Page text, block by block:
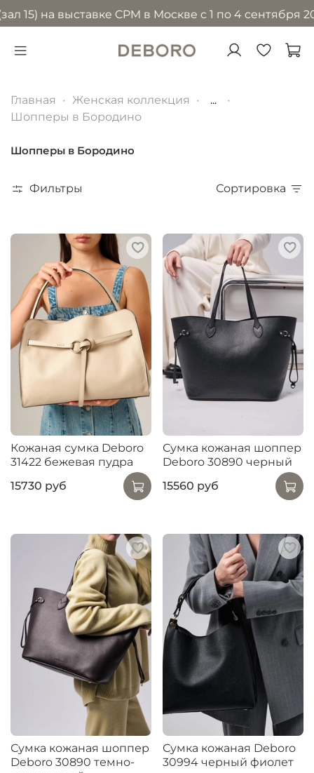
выставке CPM в Москве с 1 по 4 сентября 2026
Главная Женская коллекция
...
Шопперы в Бородино
Шопперы в Бородино
Фильтры Сортировка
Кожаная сумка Deboro
31422 бежевая пудра
15730 руб
Сумка кожаная шоппер
Deboro 30890 черный
15560 руб
Сумка кожаная шоппер
Deboro 30890 темно-
Сумка кожаная Deboro
30994 черный фиолет